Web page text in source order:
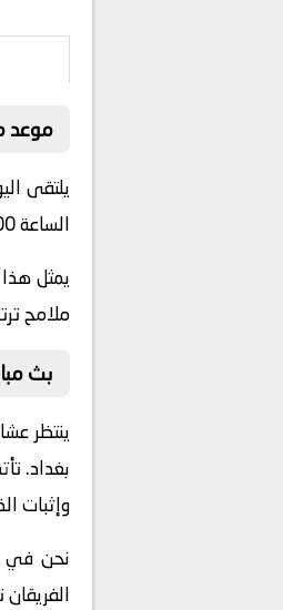
موعد
الساعة 18:00 بتوقيت مكة المكرمة.
يمثل
ملامح
بث
ينتظر
بغداد.
وإثبات
نحن في